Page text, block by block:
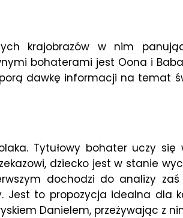
krajobrazów w nim
bohaterami jest Oona i
dawkę informacji na temat
Tytułowy bohater uczy
dziecko jest w stanie
dochodzi do analizy
to propozycja idealna dla
Danielem, przeżywając z